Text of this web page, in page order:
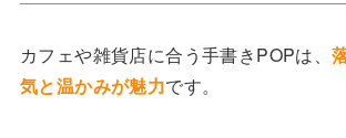
カフェや雑貨店に合う手書きPOPは、
気と温かみが魅力です。